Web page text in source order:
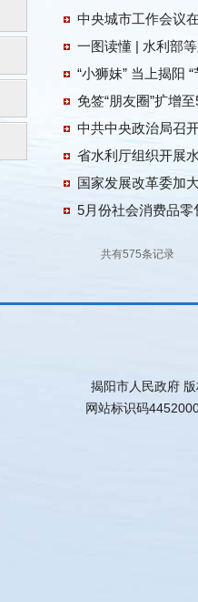
中央城市工作会议
一图读懂 | 水利部
“小狮妹” 当上揭阳
免签“朋友圈”扩增
省水利厅组织开展
国家发展改革委加
5月份社会消费品
共有575条记录
揭阳市人民政府
网站标识码